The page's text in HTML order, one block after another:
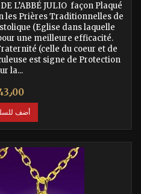
L’ABBÉ JULIO façon Plaqué
les Prières Traditionnelles de
(Eglise dans laquelle
une meilleure efficacité.
(celle du coeur et de
est signe de Protection
la...
€ 43٫00
أضف